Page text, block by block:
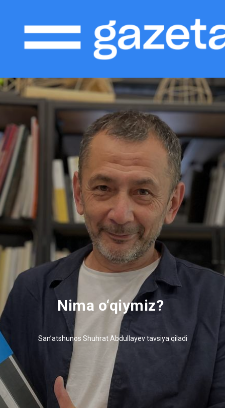
Nima o‘qiymiz?
San’atshunos Shuhrat Abdullayev tavsiya qiladi